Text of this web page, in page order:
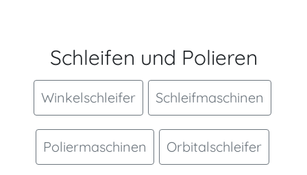
Schleifen und Polieren
Winkelschleifer Schleifmaschinen
Poliermaschinen Orbitalschleifer